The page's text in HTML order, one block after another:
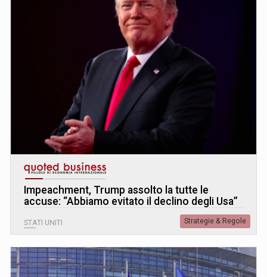
Impeachment, Trump assolto la tutte le
accuse: “Abbiamo evitato il declino degli Usa”
STATI UNITI Strategie & Regole